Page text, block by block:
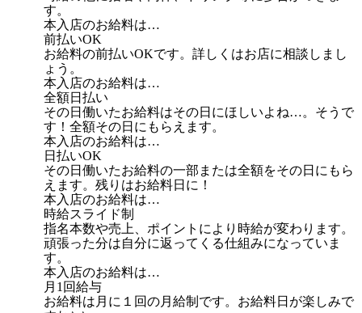
す。
本入店のお給料は…
前払いOK
お給料の前払いOKです。詳しくはお店に相談しまし
ょう。
本入店のお給料は…
全額日払い
その日働いたお給料はその日にほしいよね…。そうで
す！全額その日にもらえます。
本入店のお給料は…
日払いOK
その日働いたお給料の一部または全額をその日にもら
えます。残りはお給料日に！
本入店のお給料は…
時給スライド制
指名本数や売上、ポイントにより時給が変わります。
頑張った分は自分に返ってくる仕組みになっていま
す。
本入店のお給料は…
月1回給与
お給料は月に１回の月給制です。お給料日が楽しみで